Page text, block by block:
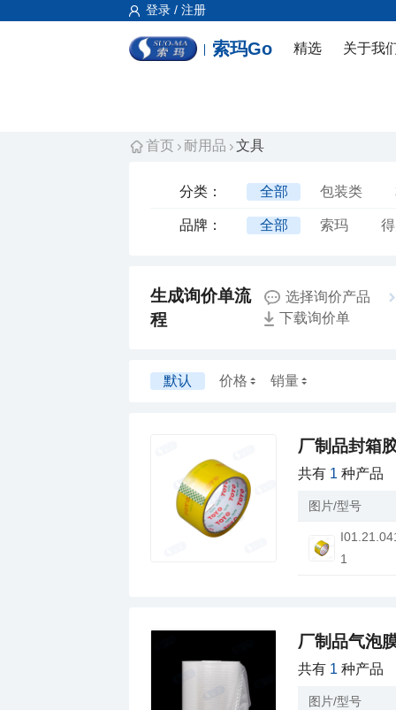
登录 / 注册
索玛Go 精选 关于我
首页 耐用品 文具
分类： 全部 包装类
验钞类
装饰类
品牌： 全部 索玛
格之格
雅福达
程
选择询价产品
下载询价单
默认 价格 销量
厂制品封箱
共有 1 种产品
图片/型号
1
厂制品气泡
共有 1 种产品
图片/型号